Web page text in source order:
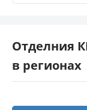
Отделния
в регионах